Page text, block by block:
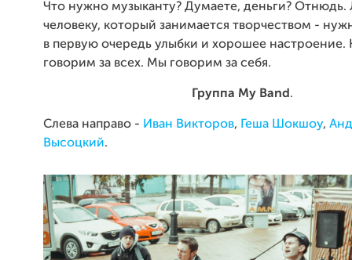
Что нужно музыканту? Думаете, деньги?
человеку, который занимается творчеством -
в первую очередь улыбки и хорошее
говорим за всех. Мы говорим за себя.
Группа My Band .
Слева направо - Иван Викторов, Геша Шокшоу,
Высоцкий.